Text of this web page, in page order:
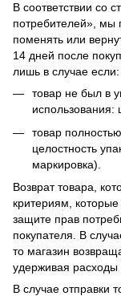
В соответствии со
потребителей», мы
поменять или
14 дней после
лишь в случае если:
товар не был в
использования:
товар
целостность
маркировка).
Возврат товара,
критериям,
защите прав
покупателя. В
то магазин
удерживая
В случае отправки